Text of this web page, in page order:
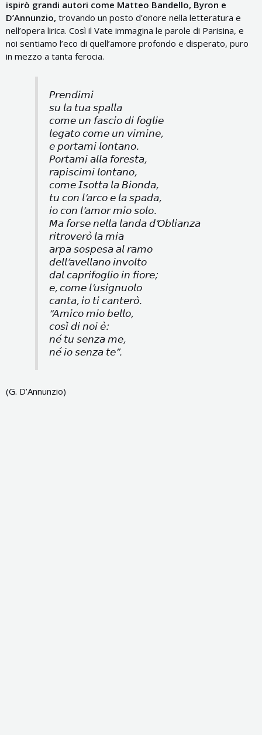
ispirò grandi autori come Matteo Bandello, Byron e
D’Annunzio, trovando un posto d’onore nella letteratura e
nell’opera lirica. Così il Vate immagina le parole di Parisina, e
noi sentiamo l’eco di quell’amore profondo e disperato, puro
in mezzo a tanta ferocia.
𝘗𝘳𝘦𝘯𝘥𝘪𝘮𝘪
𝘴𝘶 𝘭𝘢 𝘵𝘶𝘢 𝘴𝘱𝘢𝘭𝘭𝘢
𝘤𝘰𝘮𝘦 𝘶𝘯 𝘧𝘢𝘴𝘤𝘪𝘰 𝘥𝘪 𝘧𝘰𝘨𝘭𝘪𝘦
𝘭𝘦𝘨𝘢𝘵𝘰 𝘤𝘰𝘮𝘦 𝘶𝘯 𝘷𝘪𝘮𝘪𝘯𝘦,
𝘦 𝘱𝘰𝘳𝘵𝘢𝘮𝘪 𝘭𝘰𝘯𝘵𝘢𝘯𝘰.
𝘗𝘰𝘳𝘵𝘢𝘮𝘪 𝘢𝘭𝘭𝘢 𝘧𝘰𝘳𝘦𝘴𝘵𝘢,
𝘳𝘢𝘱𝘪𝘴𝘤𝘪𝘮𝘪 𝘭𝘰𝘯𝘵𝘢𝘯𝘰,
𝘤𝘰𝘮𝘦 𝘐𝘴𝘰𝘵𝘵𝘢 𝘭𝘢 𝘉𝘪𝘰𝘯𝘥𝘢,
𝘵𝘶 𝘤𝘰𝘯 𝘭’𝘢𝘳𝘤𝘰 𝘦 𝘭𝘢 𝘴𝘱𝘢𝘥𝘢,
𝘪𝘰 𝘤𝘰𝘯 𝘭’𝘢𝘮𝘰𝘳 𝘮𝘪𝘰 𝘴𝘰𝘭𝘰.
𝘔𝘢 𝘧𝘰𝘳𝘴𝘦 𝘯𝘦𝘭𝘭𝘢 𝘭𝘢𝘯𝘥𝘢 𝘥’𝘖𝘣𝘭𝘪𝘢𝘯𝘻𝘢
𝘳𝘪𝘵𝘳𝘰𝘷𝘦𝘳𝘰̀ 𝘭𝘢 𝘮𝘪𝘢
𝘢𝘳𝘱𝘢 𝘴𝘰𝘴𝘱𝘦𝘴𝘢 𝘢𝘭 𝘳𝘢𝘮𝘰
𝘥𝘦𝘭𝘭’𝘢𝘷𝘦𝘭𝘭𝘢𝘯𝘰 𝘪𝘯𝘷𝘰𝘭𝘵𝘰
𝘥𝘢𝘭 𝘤𝘢𝘱𝘳𝘪𝘧𝘰𝘨𝘭𝘪𝘰 𝘪𝘯 𝘧𝘪𝘰𝘳𝘦;
𝘦, 𝘤𝘰𝘮𝘦 𝘭’𝘶𝘴𝘪𝘨𝘯𝘶𝘰𝘭𝘰
𝘤𝘢𝘯𝘵𝘢, 𝘪𝘰 𝘵𝘪 𝘤𝘢𝘯𝘵𝘦𝘳𝘰̀.
“𝘈𝘮𝘪𝘤𝘰 𝘮𝘪𝘰 𝘣𝘦𝘭𝘭𝘰,
𝘤𝘰𝘴𝘪̀ 𝘥𝘪 𝘯𝘰𝘪 𝘦̀:
𝘯𝘦́ 𝘵𝘶 𝘴𝘦𝘯𝘻𝘢 𝘮𝘦,
𝘯𝘦́ 𝘪𝘰 𝘴𝘦𝘯𝘻𝘢 𝘵𝘦”.
(G. D’Annunzio)